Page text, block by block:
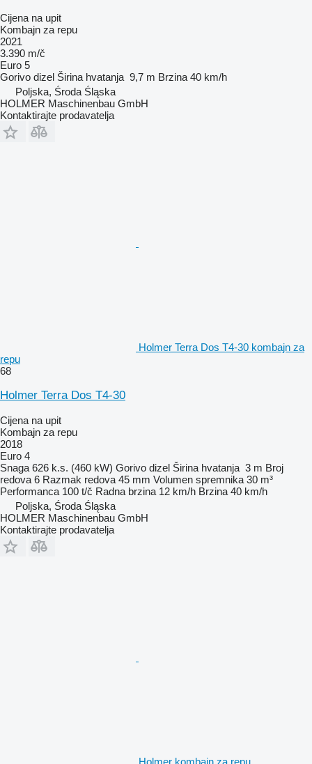
Cijena na upit
Kombajn za repu
2021
3.390 m/č
Euro 5
Gorivo dizel Širina hvatanja 9,7 m Brzina 40 km/h
Poljska, Środa Śląska
HOLMER Maschinenbau GmbH
Kontaktirajte prodavatelja
Holmer Terra Dos T4-30 kombajn za
repu
68
Holmer Terra Dos T4-30
Cijena na upit
Kombajn za repu
2018
Euro 4
Snaga 626 k.s. (460 kW) Gorivo dizel Širina hvatanja 3 m Broj
redova 6 Razmak redova 45 mm Volumen spremnika 30 m³
Performanca 100 t/č Radna brzina 12 km/h Brzina 40 km/h
Poljska, Środa Śląska
HOLMER Maschinenbau GmbH
Kontaktirajte prodavatelja
Holmer kombajn za repu